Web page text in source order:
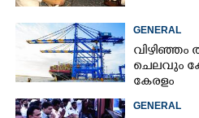
GENERAL
വിഴിഞ്ഞം
ചെലവും
കേരളം
GENERAL